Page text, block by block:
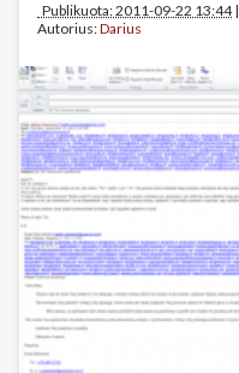
Publikuota: 2011-09-22 13:44|
Autorius:Darius